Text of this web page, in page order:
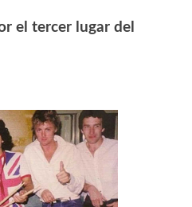
el tercer lugar del